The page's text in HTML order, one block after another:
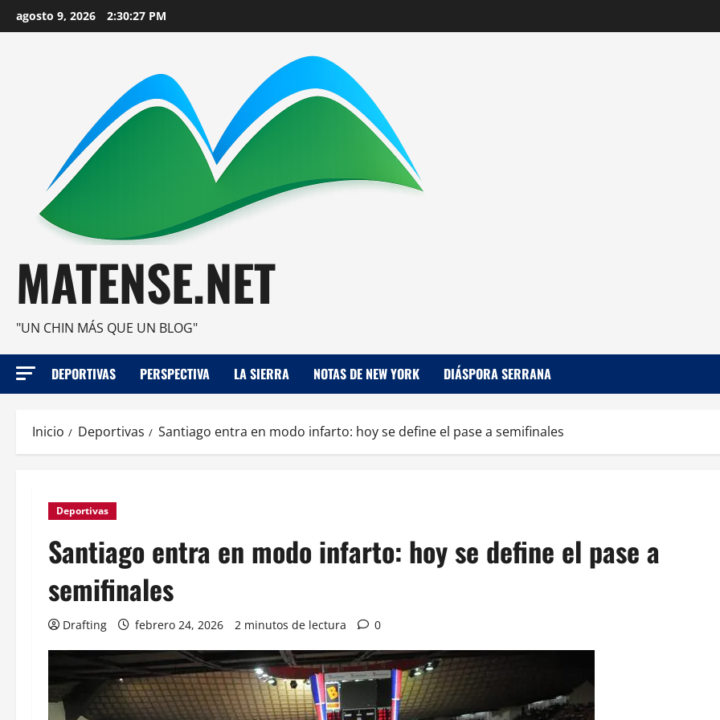
al
agosto 9, 2026 2:30:28 PM
MATENSE.NET
"UN CHIN MÁS QUE UN BLOG"
DEPORTIVAS PERSPECTIVA LA SIERRA NOTAS DE NEW YORK DIÁSPORA SERRANA
Inicio Deportivas Santiago entra en modo infarto: hoy se define el pase a semifinales
Deportivas
Santiago entra en modo infarto: hoy se define el pase a
semifinales
Drafting febrero 24, 2026 2 minutos de lectura 0